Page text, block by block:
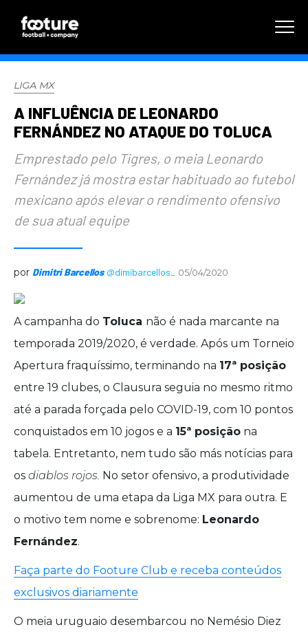
LIGA MX
A INFLUÊNCIA DE LEONARDO
FERNÁNDEZ NO ATAQUE DO TOLUCA
Emprestado pelo Tigres, o meia Leonardo
Fernández já mostra estar habituado ao futebol
mexicano após elevar o rendimento ofensivo
de sua atual equipe
por Dimitri Barcellos @dimibarcellos_ 05/04/2020
A campanha do Toluca não é nada marcante na
temporada 2019/2020, é verdade. Após um Torneio
Apertura fraquíssimo, terminando na 17ª posição
entre 19 clubes, o Clausura seguia no mesmo ritmo
até a parada forçada pelo COVID-19, com 10 pontos
conquistados em 10 jogos e a 15ª posição na
tabela. Entretanto, nem tudo são más notícias para
os diablos rojos. No setor ofensivo, a produtividade
aumentou de uma etapa da Liga MX para outra. E
o motivo tem nome e sobrenome: Leonardo
Fernández.
Faça parte do Footure Club e receba conteúdos
exclusivos diariamente
O meia uruguaio desembarcou no Nemésio Diez